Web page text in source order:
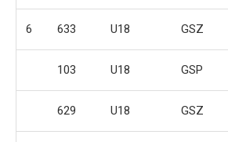
6 633 U18 GSZ
103 U18 GSP
629 U18 GSZ